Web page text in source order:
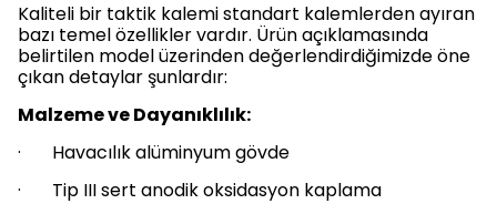
Kaliteli bir taktik kalemi standart kalemlerden ayıran
bazı temel özellikler vardır. Ürün açıklamasında
belirtilen model üzerinden değerlendirdiğimizde öne
çıkan detaylar şunlardır:
Malzeme ve Dayanıklılık:
· Havacılık alüminyum gövde
· Tip III sert anodik oksidasyon kaplama